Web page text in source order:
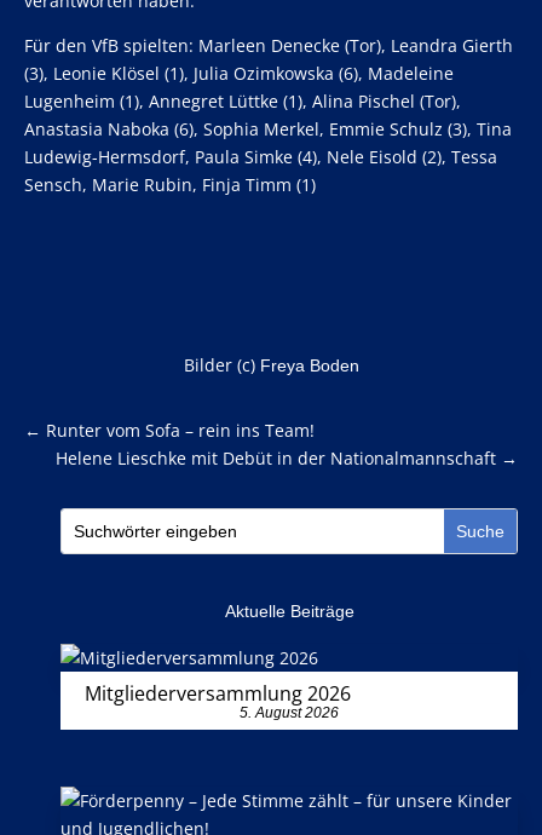
Für den VfB spielten: Marleen Denecke (Tor), Leandra Gierth
(3), Leonie Klösel (1), Julia Ozimkowska (6), Madeleine
Lugenheim (1), Annegret Lüttke (1), Alina Pischel (Tor),
Anastasia Naboka (6), Sophia Merkel, Emmie Schulz (3), Tina
Ludewig-Hermsdorf, Paula Simke (4), Nele Eisold (2), Tessa
Sensch, Marie Rubin, Finja Timm (1)
Bilder (c) Freya Boden
← Runter vom Sofa – rein ins Team!
Helene Lieschke mit Debüt in der Nationalmannschaft →
Aktuelle Beiträge
Mitgliederversammlung 2026
5. August 2026